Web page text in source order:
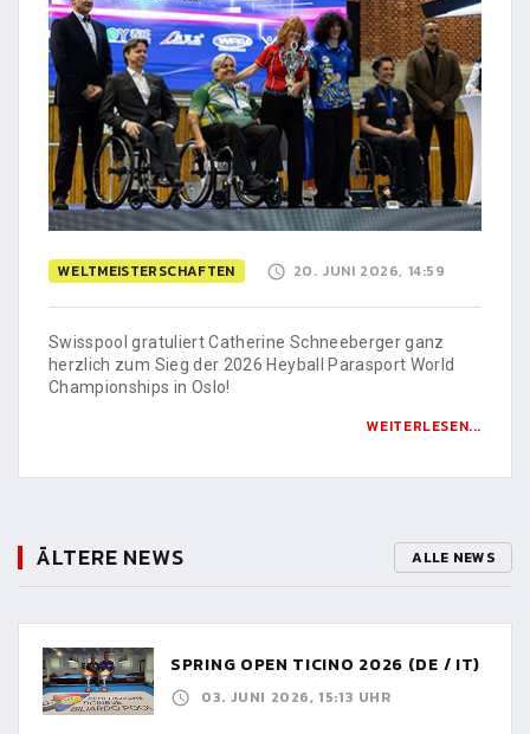
WELTMEISTERSCHAFTEN 20. JUNI 2026, 14:59
Swisspool gratuliert Catherine Schneeberger ganz
herzlich zum Sieg der 2026 Heyball Parasport World
Championships in Oslo!
WEITERLESEN...
ÄLTERE NEWS ALLE NEWS
SPRING OPEN TICINO 2026 (DE / IT)
03. JUNI 2026, 15:13 UHR